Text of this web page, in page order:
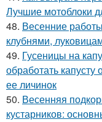
Лучшие мотоблоки
48. Весенние
клубнями,
49. Гусеницы на
обработать капусту
ее личинок
50. Весенняя
кустарников: